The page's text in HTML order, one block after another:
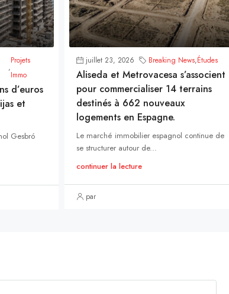
,
Projets
Immo
d’euros
et
Gesbró
juillet 23, 2026 Breaking News,Études
Aliseda et Metrovacesa s’associent
pour commercialiser 14 terrains
destinés à 662 nouveaux
logements en Espagne.
Le marché immobilier espagnol continue de
se structurer autour de...
continuer la lecture
par